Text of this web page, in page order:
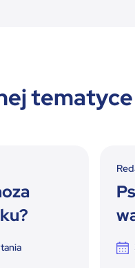
tematyce